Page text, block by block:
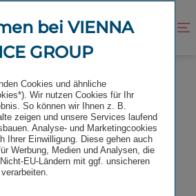
Kontrast
BEI DER VIENNA INSURANCE
bei VIENNA
GROUP
Cookies und ähnliche
Wir nutzen Cookies für Ihr
So können wir Ihnen z. B.
zeigen und unsere Services laufend
Analyse- und Marketingcookies
Ihrer Einwilligung. Diese gehen auch
Werbung, Medien und Analysen, die
EU-Ländern mit ggf. unsicheren